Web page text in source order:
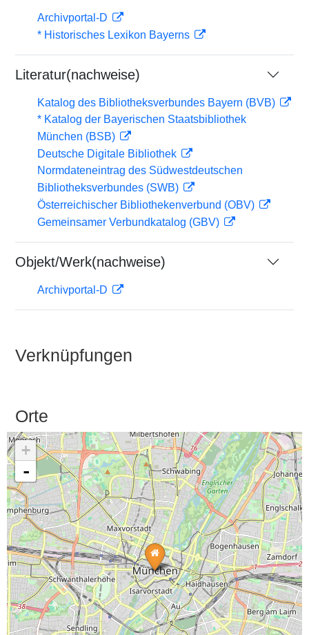
Archivportal-D
* Historisches Lexikon Bayerns
Literatur(nachweise)
Katalog des Bibliotheksverbundes Bayern (BVB)
* Katalog der Bayerischen Staatsbibliothek
München (BSB)
Deutsche Digitale Bibliothek
Normdateneintrag des Südwestdeutschen
Bibliotheksverbundes (SWB)
Österreichischer Bibliothekenverbund (OBV)
Gemeinsamer Verbundkatalog (GBV)
Objekt/Werk(nachweise)
Archivportal-D
Verknüpfungen
Orte
+
-